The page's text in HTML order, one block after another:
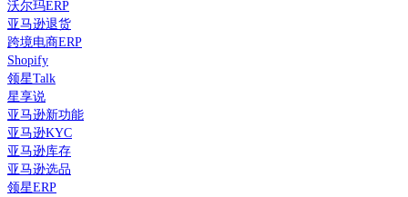
沃尔玛ERP
亚马逊退货
跨境电商ERP
Shopify
领星Talk
星享说
亚马逊新功能
亚马逊KYC
亚马逊库存
亚马逊选品
领星ERP